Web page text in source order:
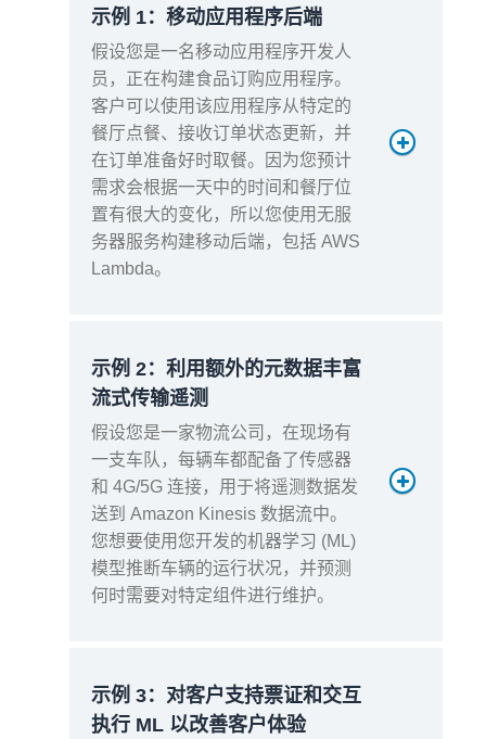
计算费
用
3160 万 ×
元 = 421.34 美元
请
求
总
数
2 次调用（初始 + 等待
之后）× 100 万 = 200
餐 = 100 万
请
求
费
用
100 万 × 0.20 美元/百
万 = 0.20 美元
操作
开始执行 + 2 个
步骤 + 1 次等
待）= 400 万
请求费用
计算费用
示例 1：移动应用程序后端
假设您是一名移动应用程序开发人
员，正在构建食品订购应用程序。
客户可以使用该应用程序从特定的
餐厅点餐、接收订单状态更新，并
在订单准备好时取餐。因为您预计
需求会根据一天中的时间和餐厅位
置有很大的变化，所以您使用无服
务器服务构建移动后端，包括 AWS
Lambda。
示例 2：利用额外的元数据丰富
流式传输遥测
假设您是一家物流公司，在现场有
一支车队，每辆车都配备了传感器
和 4G/5G 连接，用于将遥测数据发
送到 Amazon Kinesis 数据流中。
您想要使用您开发的机器学习 (ML)
模型推断车辆的运行状况，并预测
何时需要对特定组件进行维护。
示例 3：对客户支持票证和交互
执行 ML 以改善客户体验